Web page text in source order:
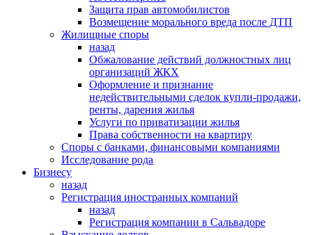
Защита прав автомобилистов
Возмещение морального вреда после ДТП
Жилищные споры
назад
Обжалование действий должностных лиц
организаций ЖКХ
Оформление и признание
недействительными сделок купли-продажи,
ренты, дарения жилья
Услуги по приватизации жилья
Права собственности на квартиру
Cпоры с банками, финансовыми компаниями
Исследование рода
Бизнесу
назад
Регистрация иностранных компаний
назад
Регистрация компании в Сальвадоре